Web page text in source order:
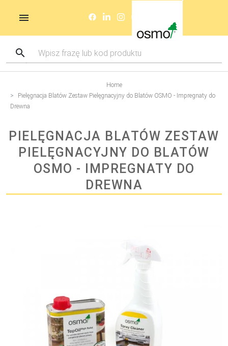
Home
Pielęgnacja Blatów Zestaw Pielęgnacyjny do Blatów OSMO - Impregnaty do
Drewna
PIELĘGNACJA BLATÓW ZESTAW
PIELĘGNACYJNY DO BLATÓW
OSMO - IMPREGNATY DO
DREWNA